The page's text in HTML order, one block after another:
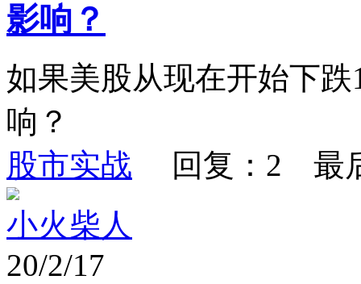
影响？
如果美股从现在开始下
响？
股市实战 回复：2 最
小火柴人
20/2/17